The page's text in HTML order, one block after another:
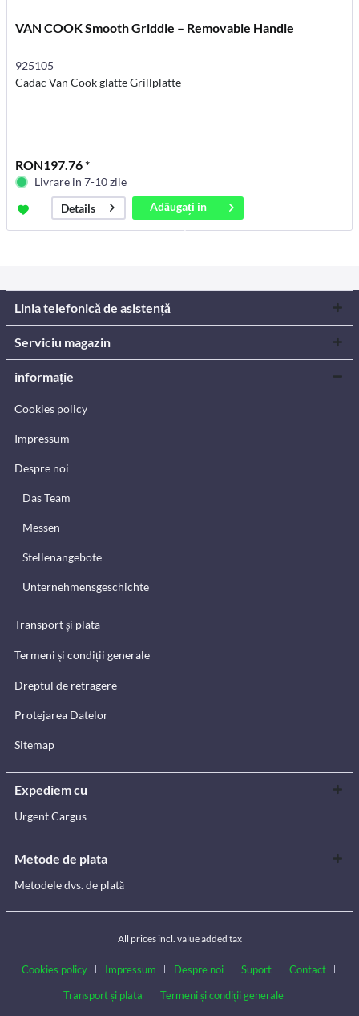
VAN COOK Smooth Griddle – Removable Handle
925105
Cadac Van Cook glatte Grillplatte
RON197.76 *
Livrare in 7-10 zile
Details
Adăugați in
coș
Linia telefonică de asistență
Serviciu magazin
informație
Cookies policy
Impressum
Despre noi
Das Team
Messen
Stellenangebote
Unternehmensgeschichte
Transport și plata
Termeni și condiții generale
Dreptul de retragere
Protejarea Datelor
Sitemap
Expediem cu
Urgent Cargus
Metode de plata
Metodele dvs. de plată
All prices incl. value added tax
Cookies policy Impressum Despre noi Suport
Contact
Transport și plata
Termeni și condiții generale